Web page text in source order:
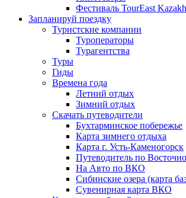
Фестиваль TourEast
Запланируй поездку
Туристские компании
Туроператоры
Турагентства
Туры
Гиды
Времена года
Летний отдых
Зимний отдых
Скачать путеводители
Бухтарминское побережье
Карта зимнего отдыха
Карта г. Усть-Каменогорск
Путеводитель по
На Авто по ВКО
Сибинские озера (карта
Сувенирная карта ВКО